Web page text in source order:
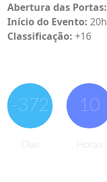
Abertura das Portas:
Início do Evento: 20h
Classificação: +16
-372
Dias
10
Horas